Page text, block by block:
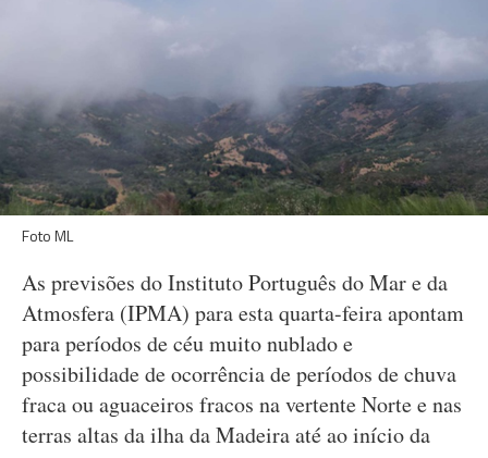
Foto ML
As previsões do Instituto Português do Mar e da
Atmosfera (IPMA) para esta quarta-feira apontam
para períodos de céu muito nublado e
possibilidade de ocorrência de períodos de chuva
fraca ou aguaceiros fracos na vertente Norte e nas
terras altas da ilha da Madeira até ao início da